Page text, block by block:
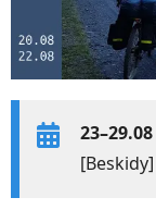
23–29.08
[Beskidy]